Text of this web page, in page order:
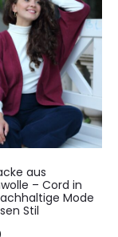
aus
– Cord in
Mode
Stil